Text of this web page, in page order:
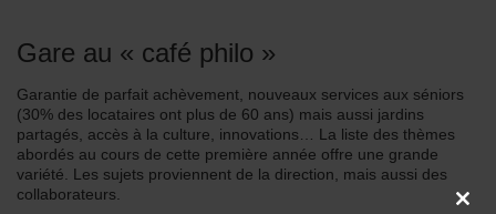
Gare au « café philo »
Garantie de parfait achèvement, nouveaux services aux séniors
(30% des locataires ont plus de 60 ans) mais aussi jardins
partagés, accès à la culture, innovations… La liste des thèmes
abordés au cours de cette première année offre une grande
variété. Les sujets proviennent de la direction, mais aussi des
collaborateurs.
CLOSE